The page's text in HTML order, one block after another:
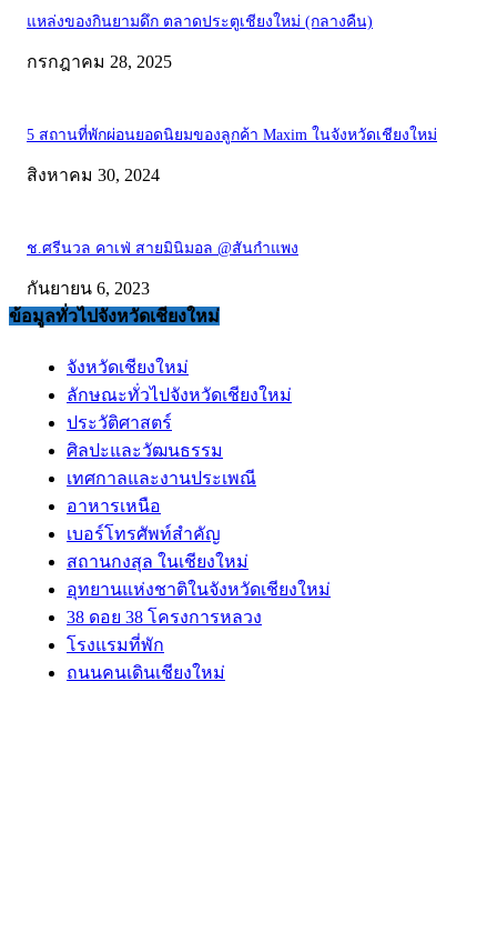
แหล่งของกินยามดึก ตลาดประตูเชียงใหม่ (กลางคืน)
กรกฎาคม 28, 2025
5 สถานที่พักผ่อนยอดนิยมของลูกค้า Maxim ในจังหวัดเชียงใหม่
สิงหาคม 30, 2024
ช.ศรีนวล คาเฟ่ สายมินิมอล @สันกำแพง
กันยายน 6, 2023
ข้อมูลทั่วไปจังหวัดเชียงใหม่
จังหวัดเชียงใหม่
ลักษณะทั่วไปจังหวัดเชียงใหม่
ประวัติศาสตร์
ศิลปะและวัฒนธรรม
เทศกาลและงานประเพณี
อาหารเหนือ
เบอร์โทรศัพท์สำคัญ
สถานกงสุล ในเชียงใหม่
อุทยานแห่งชาติในจังหวัดเชียงใหม่
38 ดอย 38 โครงการหลวง
โรงแรมที่พัก
ถนนคนเดินเชียงใหม่